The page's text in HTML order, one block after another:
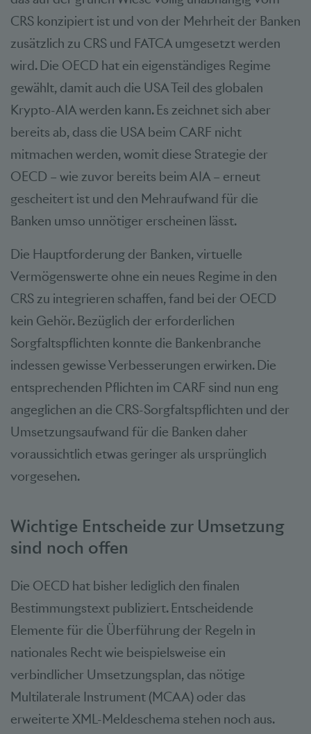
CRS konzipiert ist und von der Mehrheit der Banken
zusätzlich zu CRS und FATCA umgesetzt werden
wird. Die OECD hat ein eigenständiges Regime
gewählt, damit auch die USA Teil des globalen
Krypto-AIA werden kann. Es zeichnet sich aber
bereits ab, dass die USA beim CARF nicht
mitmachen werden, womit diese Strategie der
OECD – wie zuvor bereits beim AIA – erneut
gescheitert ist und den Mehraufwand für die
Banken umso unnötiger erscheinen lässt.
Die Hauptforderung der Banken, virtuelle
Vermögenswerte ohne ein neues Regime in den
CRS zu integrieren schaffen, fand bei der OECD
kein Gehör. Bezüglich der erforderlichen
Sorgfaltspflichten konnte die Bankenbranche
indessen gewisse Verbesserungen erwirken. Die
entsprechenden Pflichten im CARF sind nun eng
angeglichen an die CRS-Sorgfaltspflichten und der
Umsetzungsaufwand für die Banken daher
voraussichtlich etwas geringer als ursprünglich
vorgesehen.
Wichtige Entscheide zur Umsetzung
sind noch offen
Die OECD hat bisher lediglich den finalen
Bestimmungstext publiziert. Entscheidende
Elemente für die Überführung der Regeln in
nationales Recht wie beispielsweise ein
verbindlicher Umsetzungsplan, das nötige
Multilaterale Instrument (MCAA) oder das
erweiterte XML-Meldeschema stehen noch aus.